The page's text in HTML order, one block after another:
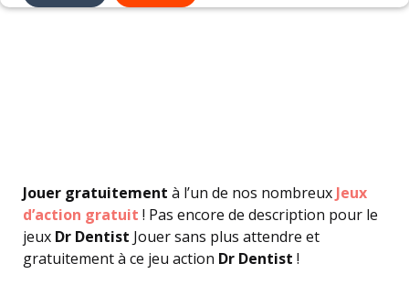
Jouer gratuitement à l’un de nos nombreux Jeux
d’action gratuit ! Pas encore de description pour le
jeux Dr Dentist Jouer sans plus attendre et
gratuitement à ce jeu action Dr Dentist !